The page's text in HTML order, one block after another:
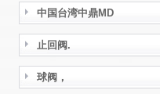
中国台湾中鼎MD
止回阀.
球阀，